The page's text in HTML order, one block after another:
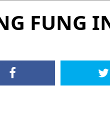
FUNG